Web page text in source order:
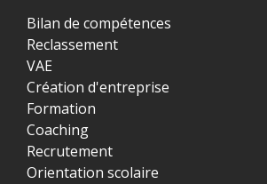
Bilan de compétences
Reclassement
VAE
Création d'entreprise
Formation
Coaching
Recrutement
Orientation scolaire